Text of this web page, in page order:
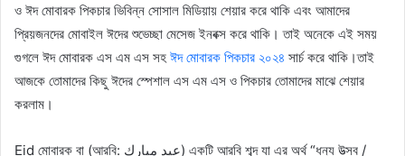
ও ঈদ মোবারক পিকচার ভিবিন্ন সোসাল মিডিয়ায় শেয়ার করে থাকি এবং আমাদের
প্রিয়জনদের মোবাইল ঈদের শুভেচ্ছা মেসেজ ইনবক্স করে থাকি। তাই অনেকে এই সময়
গুগলে ঈদ মোবারক এস এম এস সহ ঈদ মোবারক পিকচার ২০২৪ সার্চ করে থাকি।তাই
আজকে তোমাদের কিছু ঈদের স্পেশাল এস এম এস ও পিকচার তোমাদের মাঝে শেয়ার
করলাম।
Eid মোবারক বা (আরবি: عيد مبارك) একটি আরবি শব্দ যা এর অর্থ “ধন্য উত্সব /